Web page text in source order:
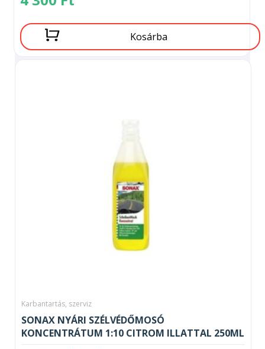
Kosárba
Karbantartás, szerviz
SONAX NYÁRI SZÉLVÉDŐMOSÓ
KONCENTRÁTUM 1:10 CITROM ILLATTAL 250ML